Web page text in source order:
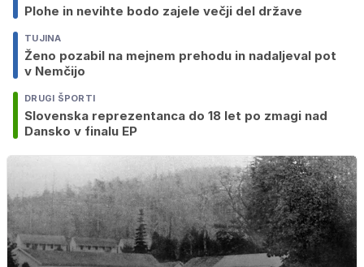
Plohe in nevihte bodo zajele večji del države
TUJINA
Ženo pozabil na mejnem prehodu in nadaljeval pot
v Nemčijo
DRUGI ŠPORTI
Slovenska reprezentanca do 18 let po zmagi nad
Dansko v finalu EP